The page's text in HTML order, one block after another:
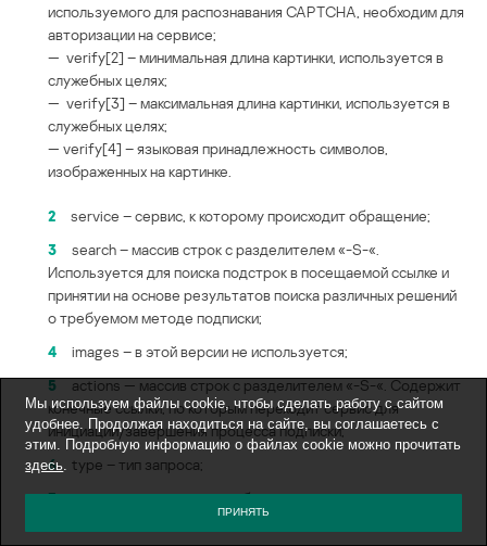
используемого для распознавания CAPTCHA, необходим для
авторизации на сервисе;
— verify[2] – минимальная длина картинки, используется в
служебных целях;
— verify[3] – максимальная длина картинки, используется в
служебных целях;
— verify[4] – языковая принадлежность символов,
изображенных на картинке.
2
service – сервис, к которому происходит обращение;
3
search – массив строк с разделителем «-S-«.
Используется для поиска подстрок в посещаемой ссылке и
принятии на основе результатов поиска различных решений
о требуемом методе подписки;
4
images – в этой версии не используется;
5
actions — массив строк с разделителем «-S-«. Содержит
конечные ссылки, по которым переходит сервис для
инициации/завершения процесса подписки;
6
type – тип запроса;
7
source – отвечает за необходимость отправления
исходного кода страницы на сервер киберпреступников;
Мы используем файлы cookie, чтобы сделать работу с сайтом
удобнее. Продолжая находиться на сайте, вы соглашаетесь с
этим. Подробную информацию о файлах cookie можно прочитать
здесь.
ПРИНЯТЬ